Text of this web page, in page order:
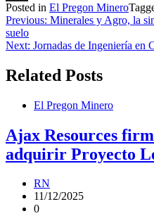
Share
Posted in El Pregon Minero
Navegación
de
Previous: Minerales y Agro, la
suelo
Next: Jornadas de Ingeniería en
Related Posts
El Pregon Minero
Ajax Resources
adquirir Proyecto
RN
11/12/2025
0